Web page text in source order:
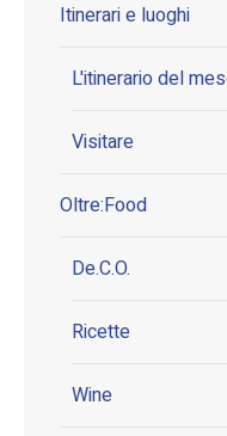
Itinerari e luoghi
L'itinerario del
Visitare
Oltre:Food
De.C.O.
Ricette
Wine